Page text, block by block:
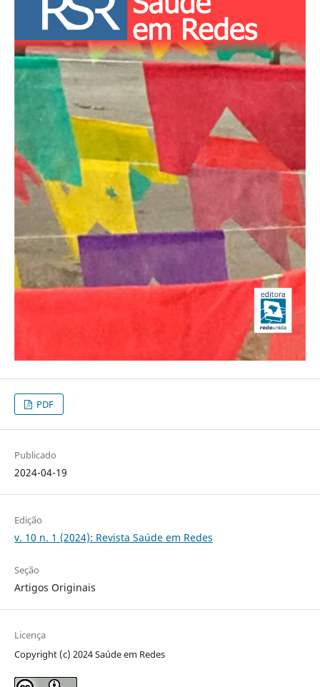
PDF
Publicado
2024-04-19
Edição
v. 10 n. 1 (2024): Revista Saúde em Redes
Seção
Artigos Originais
Licença
Copyright (c) 2024 Saúde em Redes